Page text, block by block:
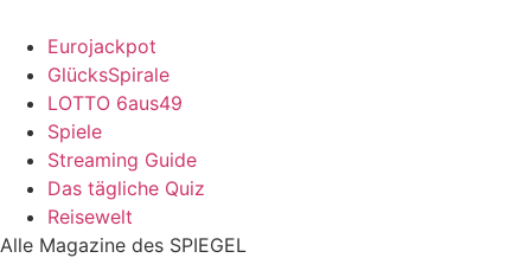
Eurojackpot
GlücksSpirale
LOTTO 6aus49
Spiele
Streaming Guide
Das tägliche Quiz
Reisewelt
Alle Magazine des SPIEGEL